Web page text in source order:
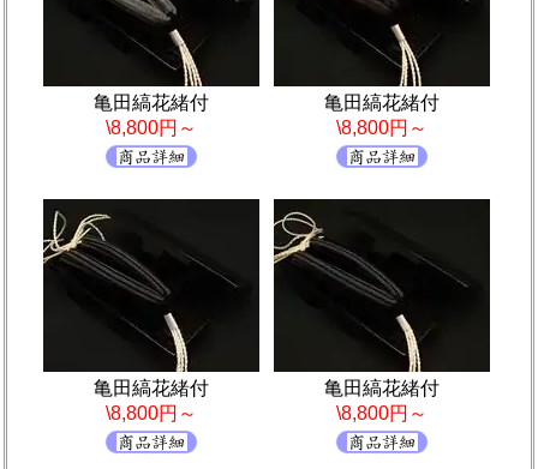
亀田縞花緒付
\8,800円～
亀田縞花緒付
\8,800円～
亀田縞花緒付
\8,800円～
亀田縞花緒付
\8,800円～